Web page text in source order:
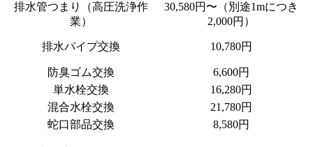
排水管つまり（高圧洗浄作
業）
30,580円〜（別途1mにつき
2,000円）
排水パイプ交換 10,780円
防臭ゴム交換
6,600円
単水栓交換
16,280円
混合水栓交換
21,780円
蛇口部品交換
8,580円